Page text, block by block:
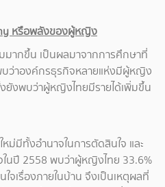
หรือพลังของผู้หญิง
ากขึ้น เป็นผลมาจากการศึกษาที่
ว่าองค์กรธุรกิจหลายแห่งมีผู้หญิง
ยังพบว่าผู้หญิงไทยมีรายได้เพิ่มขึ้น
ม่มีทั้งอำนาจในการตัดสินใจ และ
นปี 2558 พบว่าผู้หญิงไทย 33.6%
จเรื่องภายในบ้าน จึงเป็นเหตุผลที่